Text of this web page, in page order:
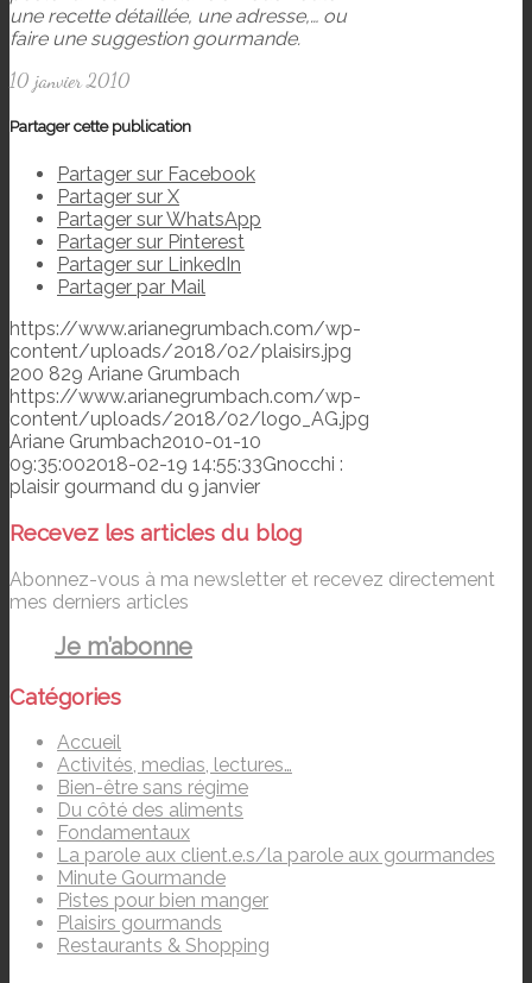
une recette détaillée, une adresse,… ou
faire une suggestion gourmande.
10 janvier 2010
Partager cette publication
Partager sur Facebook
Partager sur X
Partager sur WhatsApp
Partager sur Pinterest
Partager sur LinkedIn
Partager par Mail
https://www.arianegrumbach.com/wp-
content/uploads/2018/02/plaisirs.jpg
200 829 Ariane Grumbach
https://www.arianegrumbach.com/wp-
content/uploads/2018/02/logo_AG.jpg
Ariane Grumbach2010-01-10
09:35:002018-02-19 14:55:33Gnocchi :
plaisir gourmand du 9 janvier
Recevez les articles du blog
Abonnez-vous à ma newsletter et recevez directement
mes derniers articles
Je m’abonne
Catégories
Accueil
Activités, medias, lectures…
Bien-être sans régime
Du côté des aliments
Fondamentaux
La parole aux client.e.s/la parole aux gourmandes
Minute Gourmande
Pistes pour bien manger
Plaisirs gourmands
Restaurants & Shopping